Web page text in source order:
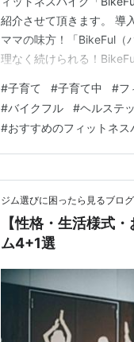
紹介させて頂きます。 導
ママの味方！「BikeFul（
理なく続けられる！
飽きずに続けられる 5．
に20分運動」実際…
#子育て #子育て中 #フ
#バイクフル #ヘルステ
#おすすめのフィットネス
ジム選びに困ったら見るブログ
【性格・生活様式
ム4+1選